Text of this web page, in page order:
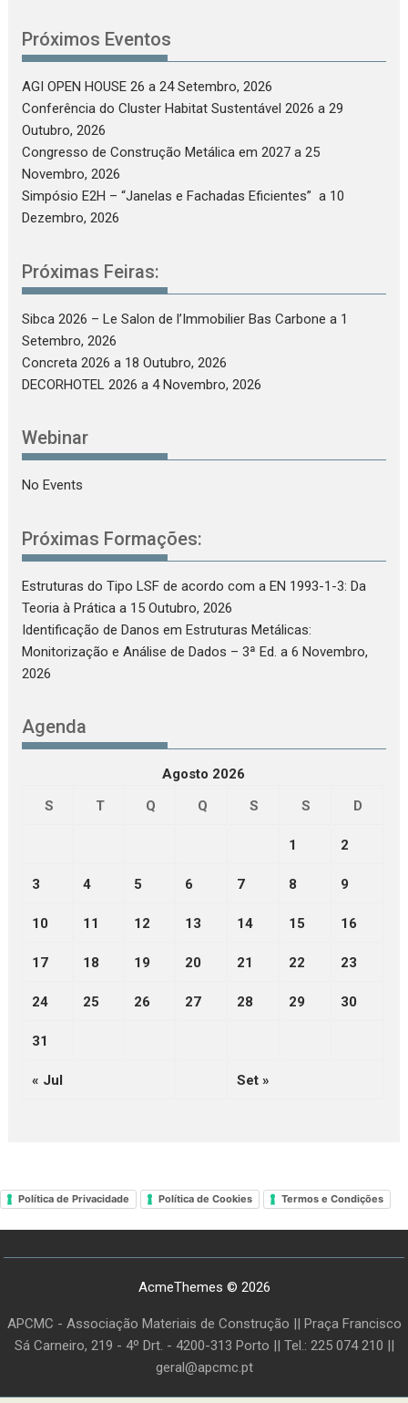
Próximos Eventos
AGI OPEN HOUSE 26 a 24 Setembro, 2026
Conferência do Cluster Habitat Sustentável 2026 a 29
Outubro, 2026
Congresso de Construção Metálica em 2027 a 25
Novembro, 2026
Simpósio E2H – “Janelas e Fachadas Eficientes” a 10
Dezembro, 2026
Próximas Feiras:
Sibca 2026 – Le Salon de l’Immobilier Bas Carbone a 1
Setembro, 2026
Concreta 2026 a 18 Outubro, 2026
DECORHOTEL 2026 a 4 Novembro, 2026
Webinar
No Events
Próximas Formações:
Estruturas do Tipo LSF de acordo com a EN 1993-1-3: Da
Teoria à Prática a 15 Outubro, 2026
Identificação de Danos em Estruturas Metálicas:
Monitorização e Análise de Dados – 3ª Ed. a 6 Novembro,
2026
Agenda
Agosto 2026
S
T Q Q S S D
1 2
3 4 5 6 7 8 9
10 11 12 13 14 15 16
17 18 19 20 21 22 23
24 25 26 27 28 29 30
31
« Jul Set »
Política de Privacidade Política de Cookies Termos e Condições
AcmeThemes © 2026
APCMC - Associação Materiais de Construção || Praça Francisco
Sá Carneiro, 219 - 4º Drt. - 4200-313 Porto || Tel.: 225 074 210 ||
geral@apcmc.pt